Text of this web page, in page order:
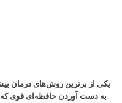
یکی از برترین روش‌های درمان
به دست آوردن حافظه‌ای قوی